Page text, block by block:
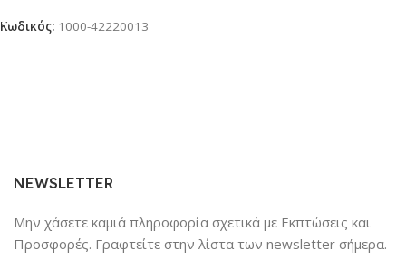
Κωδικός: 1000-42220013
NEWSLETTER
Μην χάσετε καμιά πληροφορία σχετικά με Εκπτώσεις και
Προσφορές. Γραφτείτε στην λίστα των newsletter σήμερα.